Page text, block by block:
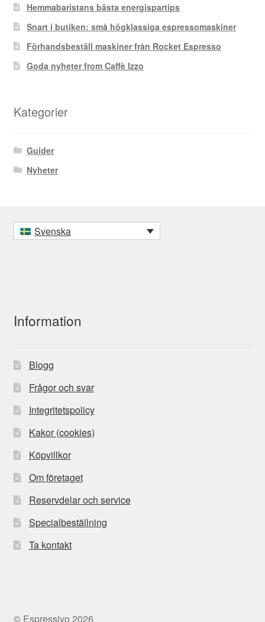
Hemmabaristans bästa energispartips
Snart i butiken: små högklassiga espressomaskiner
Förhandsbeställ maskiner från Rocket Espresso
Goda nyheter from Caffè Izzo
Kategorier
Guider
Nyheter
Svenska
Information
Blogg
Frågor och svar
Integritetspolicy
Kakor (cookies)
Köpvillkor
Om företaget
Reservdelar och service
Specialbeställning
Ta kontakt
© Espressivo 2026